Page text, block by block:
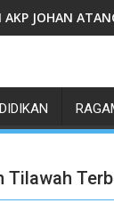
ATANG TURUN